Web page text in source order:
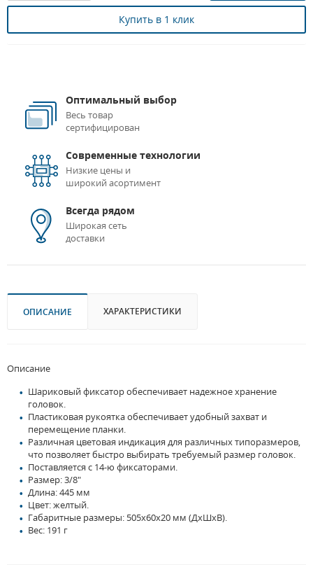
Купить в 1 клик
Оптимальный выбор
Весь товар
сертифицирован
Современные технологии
Низкие цены и
широкий асортимент
Всегда рядом
Широкая сеть
доставки
ОПИСАНИЕ ХАРАКТЕРИСТИКИ
Описание
Шариковый фиксатор обеспечивает надежное хранение
головок.
Пластиковая рукоятка обеспечивает удобный захват и
перемещение планки.
Различная цветовая индикация для различных типоразмеров,
что позволяет быстро выбирать требуемый размер головок.
Поставляется с 14-ю фиксаторами.
Размер: 3/8"
Длина: 445 мм
Цвет: желтый.
Габаритные размеры: 505x60x20 мм (ДxШxВ).
Вес: 191 г